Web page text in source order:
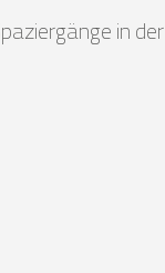
in der